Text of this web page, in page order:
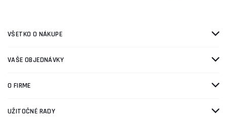
VŠETKO O NÁKUPE
VAŠE OBJEDNÁVKY
O FIRME
UŽITOČNÉ RADY